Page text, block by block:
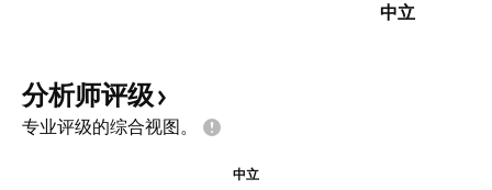
中立
分析师评级
专业评级的综合视图。
中立